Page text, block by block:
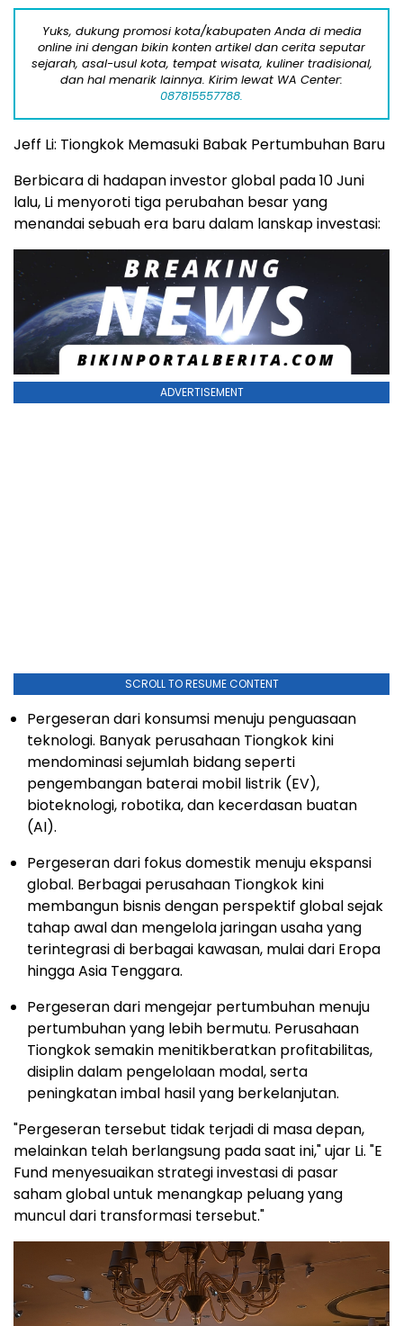
Yuks, dukung promosi kota/kabupaten Anda di media
online ini dengan bikin konten artikel dan cerita seputar
sejarah, asal-usul kota, tempat wisata, kuliner tradisional,
dan hal menarik lainnya. Kirim lewat WA Center:
087815557788.
Jeff Li: Tiongkok Memasuki Babak Pertumbuhan Baru
Berbicara di hadapan investor global pada 10 Juni
lalu, Li menyoroti tiga perubahan besar yang
menandai sebuah era baru dalam lanskap investasi:
ADVERTISEMENT
SCROLL TO RESUME CONTENT
Pergeseran dari konsumsi menuju penguasaan
teknologi. Banyak perusahaan Tiongkok kini
mendominasi sejumlah bidang seperti
pengembangan baterai mobil listrik (EV),
bioteknologi, robotika, dan kecerdasan buatan
(AI).
Pergeseran dari fokus domestik menuju ekspansi
global. Berbagai perusahaan Tiongkok kini
membangun bisnis dengan perspektif global sejak
tahap awal dan mengelola jaringan usaha yang
terintegrasi di berbagai kawasan, mulai dari Eropa
hingga Asia Tenggara.
Pergeseran dari mengejar pertumbuhan menuju
pertumbuhan yang lebih bermutu. Perusahaan
Tiongkok semakin menitikberatkan profitabilitas,
disiplin dalam pengelolaan modal, serta
peningkatan imbal hasil yang berkelanjutan.
"Pergeseran tersebut tidak terjadi di masa depan,
melainkan telah berlangsung pada saat ini," ujar Li. "E
Fund menyesuaikan strategi investasi di pasar
saham global untuk menangkap peluang yang
muncul dari transformasi tersebut."